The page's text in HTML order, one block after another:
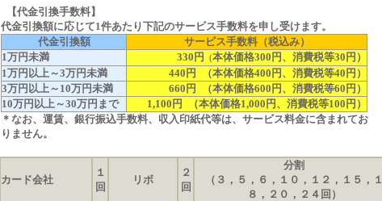
【代金引換手数料】
代金引換額に応じて1件あたり下記のサービス手数料を申し受けます。
代金引換額
サービス手数料（税込み）
1万円未満
330円 （本体価格300円、消費税等30円）
1万円以上～3万円未満
440円
（本体価格400円、消費税等40円）
3万円以上～10万円未満
660円
（本体価格600円、消費税等60円）
10万円以上～30万円まで
1,100円
（本体価格1,000円、消費税等100円）
＊なお、運賃、銀行振込手数料、収入印紙代等は、サービス料金に含まれてお
りません。
カード会社
１
回
リボ
２
回
分割
（３，５，６，１０，１２，１５，１
８，２０，２４回）